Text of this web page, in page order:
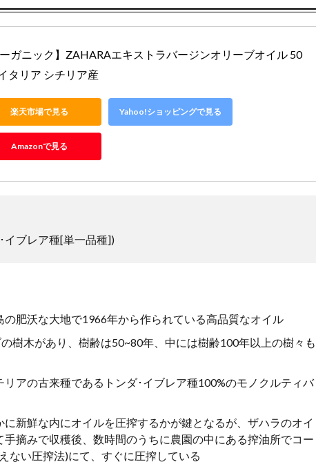
ーガニック】ZAHARAエキストラバージンオリーブオイル 50
タリア シチリア産
楽天市場で見る Yahoo!ショッピングで見る
Amazonで見る
イブレア種[単一品種])
の肥沃な大地で1966年から作られている高品質なオイル
樹木があり、樹齢は50~80年、中には樹齢100年以上の樹々も
アの古来種であるトンダ･イブレア種100%のモノクルティバ
新鮮な内にオイルを圧搾するかが鍵となるが、ザハラのオイ
摘みで収穫後、数時間のうちに農園の中にある搾油所でコー
ない圧搾法)にて、すぐに圧搾している